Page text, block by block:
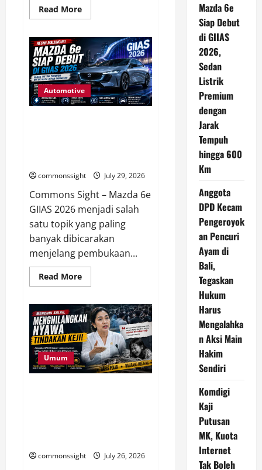
Read MoreRead
more
Cutbray
Cocok
dengan
Baju
Apa?
Ini
12
Inspirasi
agar
Automotive
commonssight July 29, 2026
Commons Sight – Mazda 6e
GIIAS 2026 menjadi salah
satu topik yang paling
banyak dibicarakan
menjelang pembukaan...
Read MoreRead
more
6e
Siap
Debut
di
GIIAS
2026,
Sedan
Listrik
Premium
Umum
commonssight July 26, 2026
Mazda 6e
Siap Debut
di GIIAS
2026,
Sedan
Listrik
Premium
dengan
Jarak
Tempuh
hingga 600
Km
Anggota
DPD Kecam
Pengeroyok
an Pencuri
Ayam di
Bali,
Tegaskan
Hukum
Harus
Mengalahka
n Aksi Main
Hakim
Sendiri
Komdigi
Kaji
Putusan
MK, Kuota
Internet
Tak Boleh